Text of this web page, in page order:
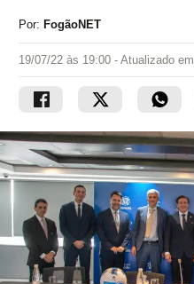
Por: FogãoNET
19/07/22 às 19:00 - Atualizado em